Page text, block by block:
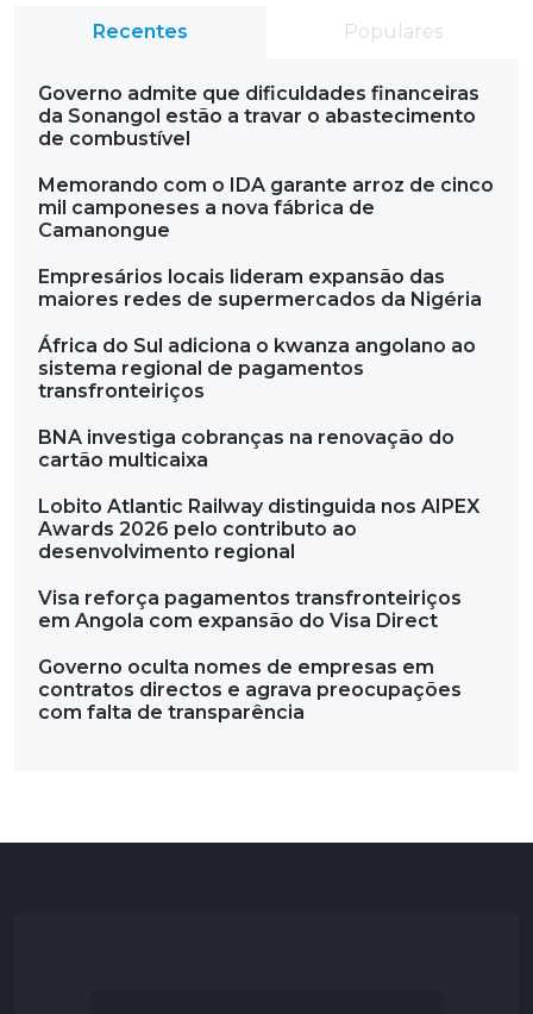
Recentes Populares
Governo admite que dificuldades financeiras
da Sonangol estão a travar o abastecimento
de combustível
Memorando com o IDA garante arroz de cinco
mil camponeses a nova fábrica de
Camanongue
Empresários locais lideram expansão das
maiores redes de supermercados da Nigéria
África do Sul adiciona o kwanza angolano ao
sistema regional de pagamentos
transfronteiriços
BNA investiga cobranças na renovação do
cartão multicaixa
Lobito Atlantic Railway distinguida nos AIPEX
Awards 2026 pelo contributo ao
desenvolvimento regional
Visa reforça pagamentos transfronteiriços
em Angola com expansão do Visa Direct
Governo oculta nomes de empresas em
contratos directos e agrava preocupações
com falta de transparência